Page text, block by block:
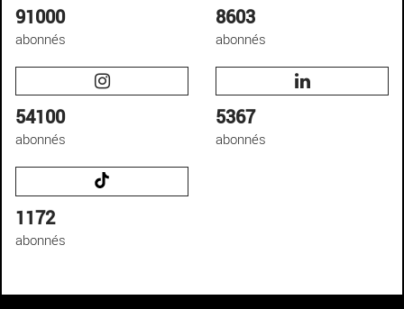
91000
abonnés
8603
abonnés
54100
abonnés
5367
abonnés
1172
abonnés